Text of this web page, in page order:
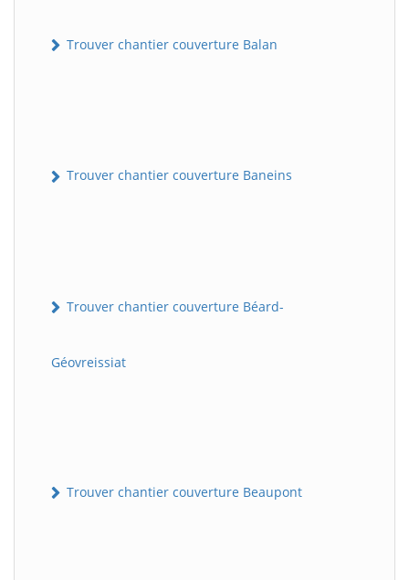
Trouver chantier couverture Balan
Trouver chantier couverture Baneins
Trouver chantier couverture Béard-
Géovreissiat
Trouver chantier couverture Beaupont